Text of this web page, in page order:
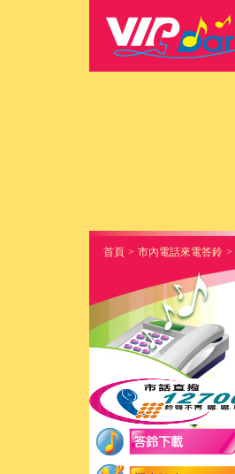
首頁 > 市內電話來電答鈴 >